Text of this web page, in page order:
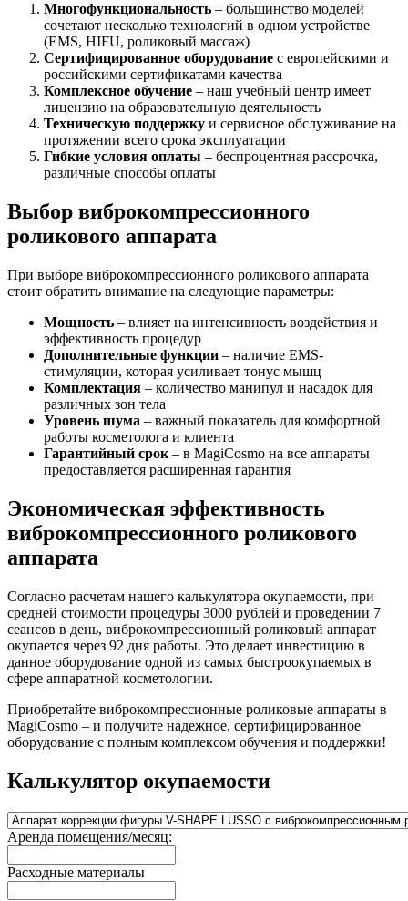
Многофункциональность – большинство моделей
сочетают несколько технологий в одном устройстве
(EMS, HIFU, роликовый массаж)
Сертифицированное оборудование с европейскими и
российскими сертификатами качества
Комплексное обучение – наш учебный центр имеет
лицензию на образовательную деятельность
Техническую поддержку и сервисное обслуживание на
протяжении всего срока эксплуатации
Гибкие условия оплаты – беспроцентная рассрочка,
различные способы оплаты
Выбор виброкомпрессионного
роликового аппарата
При выборе виброкомпрессионного роликового аппарата
стоит обратить внимание на следующие параметры:
Мощность – влияет на интенсивность воздействия и
эффективность процедур
Дополнительные функции – наличие EMS-
стимуляции, которая усиливает тонус мышц
Комплектация – количество манипул и насадок для
различных зон тела
Уровень шума – важный показатель для комфортной
работы косметолога и клиента
Гарантийный срок – в MagiCosmo на все аппараты
предоставляется расширенная гарантия
Экономическая эффективность
виброкомпрессионного роликового
аппарата
Согласно расчетам нашего калькулятора окупаемости, при
средней стоимости процедуры 3000 рублей и проведении 7
сеансов в день, виброкомпрессионный роликовый аппарат
окупается через 92 дня работы. Это делает инвестицию в
данное оборудование одной из самых быстроокупаемых в
сфере аппаратной косметологии.
Приобретайте виброкомпрессионные роликовые аппараты в
MagiCosmo – и получите надежное, сертифицированное
оборудование с полным комплексом обучения и поддержки!
Калькулятор окупаемости
Аренда помещения/месяц:
Расходные материалы